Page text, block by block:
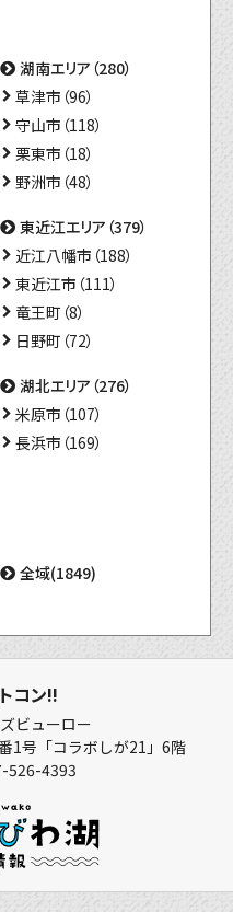
湖南エリア（280）
草津市（96）
守山市（118）
栗東市（18）
野洲市（48）
東近江エリア（379）
近江八幡市（188）
東近江市（111）
竜王町（8）
日野町（72）
湖北エリア（276）
米原市（107）
長浜市（169）
全域(1849)
コン!!
ビューロー
1号「コラボしが21」6階
526-4393